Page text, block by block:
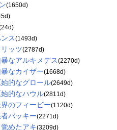
(1650d)
ス(1493d)
ッツ(2787d)
なアルキメデス(2270d)
なカイザー(1668d)
的なグロール(2649d)
的なハウル(2811d)
のフィービー(1120d)
バッキー(2271d)
めたアキ(3209d)